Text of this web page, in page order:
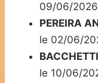
09/06/2026
PEREIRA
le 02/06/
le 10/06/